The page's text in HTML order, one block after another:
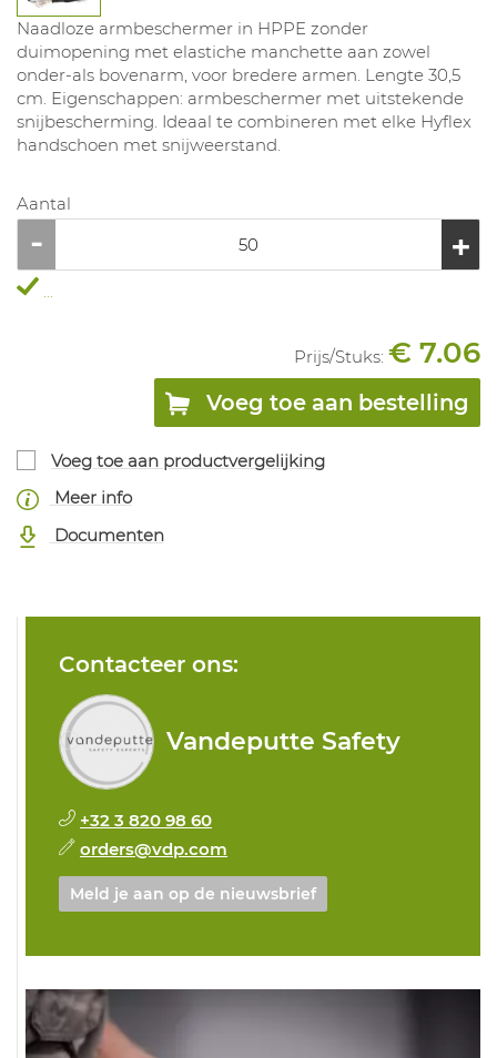
Naadloze armbeschermer in HPPE zonder
duimopening met elastiche manchette aan zowel
onder-als bovenarm, voor bredere armen. Lengte 30,5
cm. Eigenschappen: armbeschermer met uitstekende
snijbescherming. Ideaal te combineren met elke Hyflex
handschoen met snijweerstand.
Aantal
...
Prijs/Stuks: € 7.06
Voeg toe aan bestelling
Voeg toe aan productvergelijking
Meer info
Documenten
Contacteer ons:
Vandeputte Safety
+32 3 820 98 60
orders@vdp.com
Meld je aan op de nieuwsbrief